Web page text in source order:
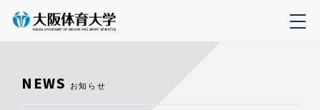
NEWS お知らせ